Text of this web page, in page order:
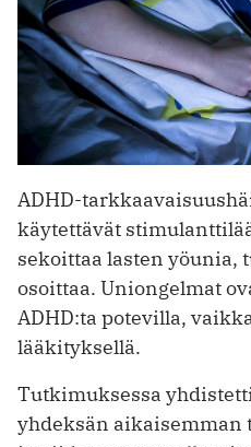
ADHD-
käytettävät
sekoittaa lasten yöunia,
osoittaa. Uniongelmat
ADHD:ta potevilla,
lääkityksellä.
Tutkimuksessa
yhdeksän